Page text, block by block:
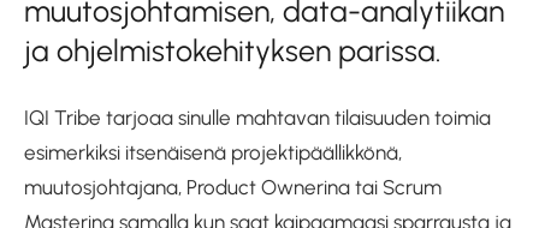
muutosjohtamisen, data-analytiikan
ja ohjelmistokehityksen parissa.
IQI Tribe tarjoaa sinulle mahtavan tilaisuuden toimia
esimerkiksi itsenäisenä projektipäällikkönä,
muutosjohtajana, Product Ownerina tai Scrum
Masterina samalla kun saat kaipaamaasi sparrausta ja